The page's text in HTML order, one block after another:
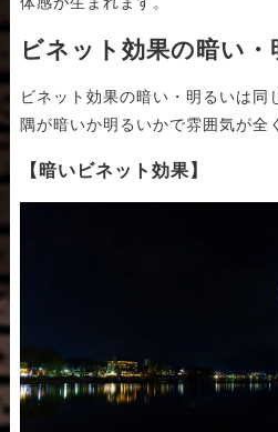
ビネット効果の暗い
ビネット効果の暗い・明るいは同
隅が暗いか明るいかで雰囲気が全
【暗いビネット効果】